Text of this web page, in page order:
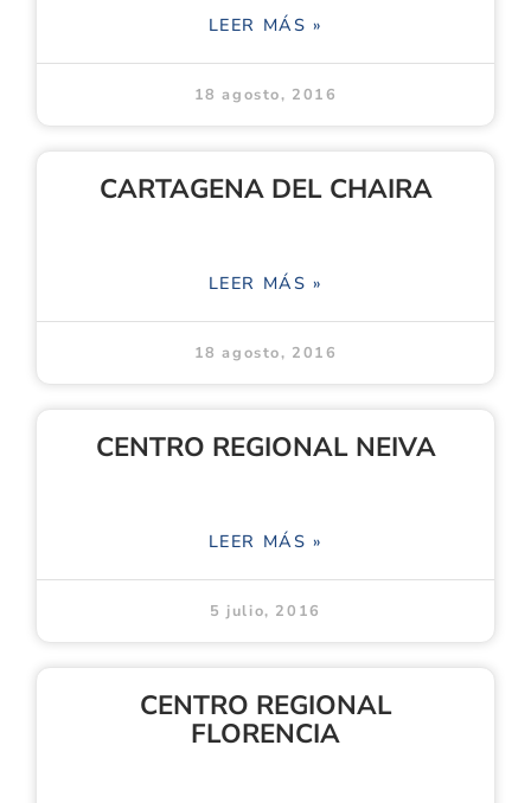
LEER MÁS »
18 agosto, 2016
CARTAGENA DEL CHAIRA
LEER MÁS »
18 agosto, 2016
CENTRO REGIONAL NEIVA
LEER MÁS »
5 julio, 2016
CENTRO REGIONAL
FLORENCIA